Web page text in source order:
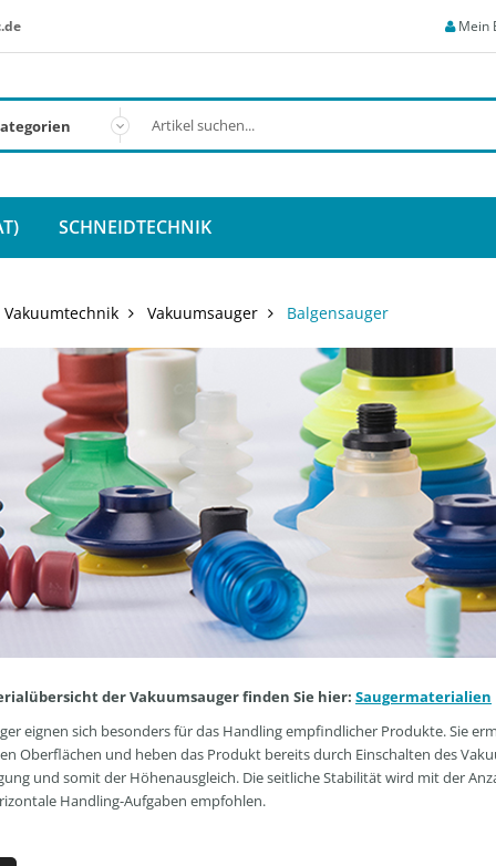
Mein
SCHNEIDTECHNIK
Vakuumtechnik Vakuumsauger Balgensauger
der Vakuumsauger finden Sie hier: Saugermaterialien
eignen sich besonders für das Handling empfindlicher Produkte. Sie
Oberflächen und heben das Produkt bereits durch Einschalten des
und somit der Höhenausgleich. Die seitliche Stabilität wird mit der
Handling-Aufgaben empfohlen.